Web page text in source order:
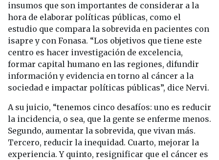
insumos que son importantes de considerar a la
hora de elaborar políticas públicas, como el
estudio que compara la sobrevida en pacientes con
isapre y con Fonasa. “Los objetivos que tiene este
centro es hacer investigación de excelencia,
formar capital humano en las regiones, difundir
información y evidencia en torno al cáncer a la
sociedad e impactar políticas públicas”, dice Nervi.
A su juicio, “tenemos cinco desafíos: uno es reducir
la incidencia, o sea, que la gente se enferme menos.
Segundo, aumentar la sobrevida, que vivan más.
Tercero, reducir la inequidad. Cuarto, mejorar la
experiencia. Y quinto, resignificar que el cáncer es